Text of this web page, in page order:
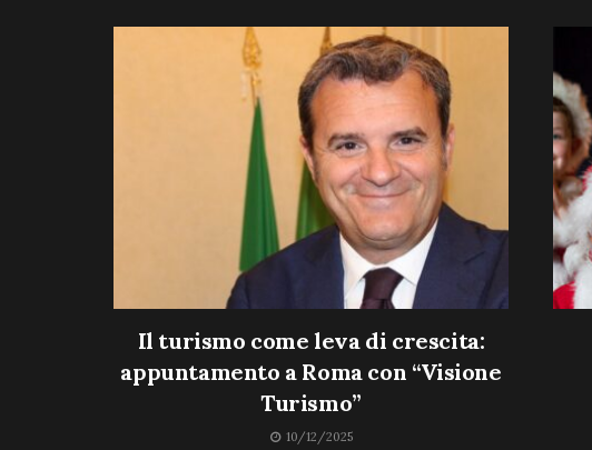
Il turismo come leva di crescita:
appuntamento a Roma con “Visione
Turismo”
10/12/2025